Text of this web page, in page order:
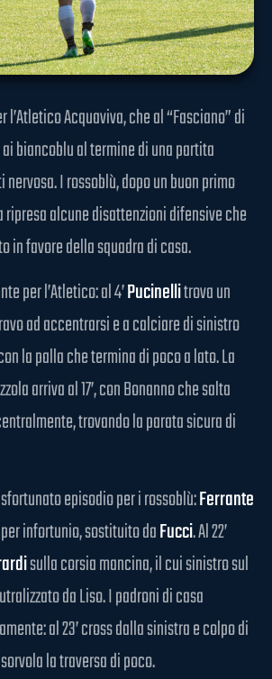
Acquaviva, che al “Fasciano” di
biancoblu al termine di una partita
I rossoblù, dopo un buon primo
alcune disattenzioni difensive che
in favore della squadra di casa.
per l’Atletico: al 4’Pucinellitrova un
ad accentrarsi e a calciare di sinistro
la palla che termina di poco a lato. La
arriva al 17’, con Bonanno che salta
trovando la parata sicura di
episodio per i rossoblù:Ferrante
infortunio, sostituito daFucci. Al 22’
sulla corsia mancina, il cui sinistro sul
da Liso. I padroni di casa
al 23’ cross dalla sinistra e colpo di
la traversa di poco.